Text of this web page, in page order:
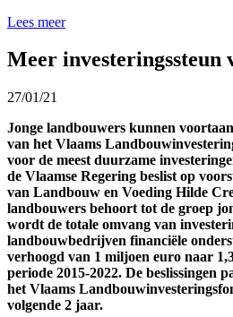
Lees meer
Meer investeringssteun
27/01/21
Jonge landbouwers kunnen
van het Vlaams
voor de meest duurzame
de Vlaamse Regering beslist op
van Landbouw en Voeding Hilde
landbouwers behoort tot de groep
wordt de totale omvang van
landbouwbedrijven financiële
verhoogd van 1 miljoen euro naar
periode 2015-2022. De beslissingen
het Vlaams
volgende 2 jaar.